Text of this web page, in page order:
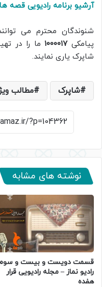
آرشیو برنامه رادیویی قصه
شنوندگان محترم می
پیامکی۱۰۰۰۰۱۷ ما را در
شاپرک یاری نمایند.
شاپرک مطالب
نوشته های مشابه
قسمت دویست و بیست و
رادیو نماز – مجله رادیویی قرار
هفده